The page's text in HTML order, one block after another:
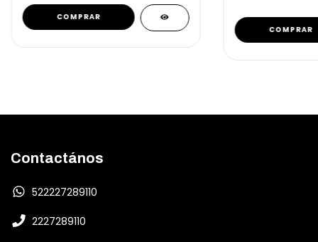
Contactános
522227289110
2227289110